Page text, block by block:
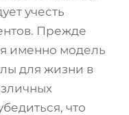
учесть
Прежде
именно модель
для жизни в
что